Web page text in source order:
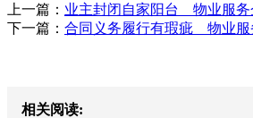
上一篇： 业主封闭自家阳台 物业服务
下一篇： 合同义务履行有瑕疵 物业服
相关阅读: